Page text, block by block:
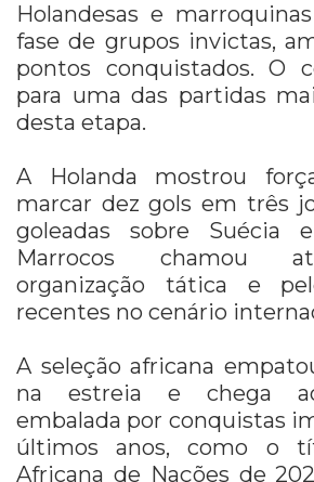
Holandesas e
fase de grupos invictas,
pontos conquistados. O
para uma das partidas
desta etapa.
A Holanda mostrou
marcar dez gols em três
goleadas sobre Suécia
Marrocos chamou
organização tática e
recentes no cenário
A seleção africana
na estreia e chega
embalada por conquistas
últimos anos, como o
Africana de Nações de